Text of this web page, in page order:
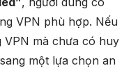
VPN phù hợp. Nếu
VPN mà chưa có huy
một lựa chọn an